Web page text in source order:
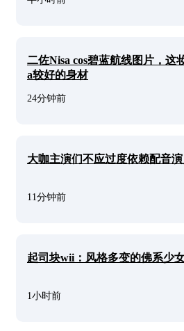
二佐Nisa cos碧蓝航线图片，这
a较好的身材
24分钟前
大咖主演们不应过度依赖配音演
11分钟前
起司块wii：风格多变的佛系少
1小时前